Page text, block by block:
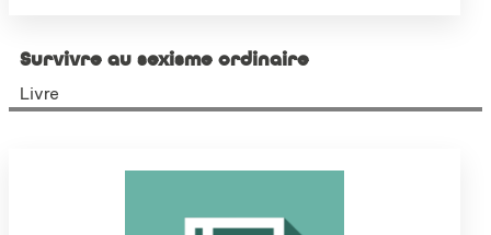
Survivre au sexisme ordinaire
Livre